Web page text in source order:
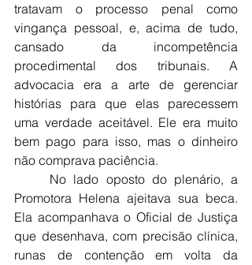
tratavam o processo penal como
vingança pessoal, e, acima de tudo,
cansado da incompetência
procedimental dos tribunais. A
advocacia era a arte de gerenciar
histórias para que elas parecessem
uma verdade aceitável. Ele era muito
bem pago para isso, mas o dinheiro
não comprava paciência.
Promotora Helena ajeitava sua beca.
Ela acompanhava o Oficial de Justiça
que desenhava, com precisão clínica,
runas de contenção em volta da